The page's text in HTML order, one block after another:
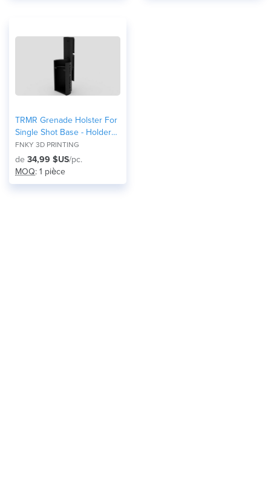
TRMR Grenade Holster For
Single Shot Base - Holder
High Quality And Snap Fit
FNKY 3D PRINTING
de 34,99 $US/pc.
MOQ: 1 pièce